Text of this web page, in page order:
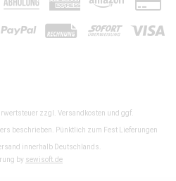
zzgl. Versandkosten und ggf.
beschrieben. Pünktlich zum Fest Lieferungen
innerhalb Deutschlands.
by sewisoft.de